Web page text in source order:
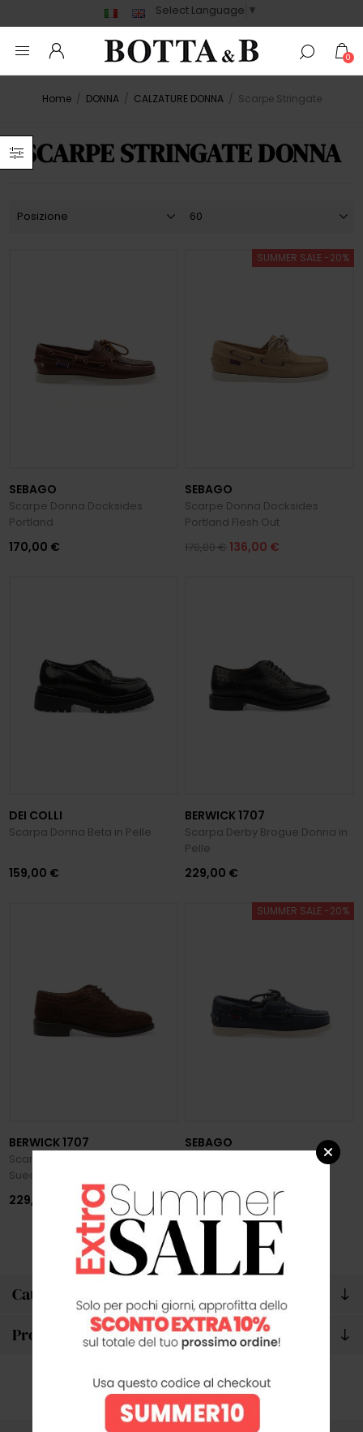
Select Language ▼
0
Home / DONNA / CALZATURE DONNA / Scarpe Stringate
Categorie
Produttori
SCARPE STRINGATE DONNA
SEBAGO
Scarpe Donna Docksides
Portland
170,00 €
SUMMER SALE -20%
SEBAGO
Scarpe Donna Docksides
Portland Flesh Out
170,00 € 136,00 €
DEI COLLI
Scarpa Donna Beta in Pelle
159,00 €
BERWICK 1707
Scarpa Derby Brogue Donna in
Pelle
229,00 €
BERWICK 1707
Scarpa Derby Brogue Donna in
Suede
229,00 €
SUMMER SALE -20%
SEBAGO
Scarpe Donna Docksides
170,00 €
136,00 €